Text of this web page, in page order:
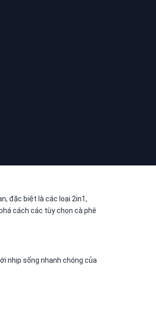
đặc biệt là các loại 2in1,
cách các tùy chọn cà phê
nhịp sống nhanh chóng của